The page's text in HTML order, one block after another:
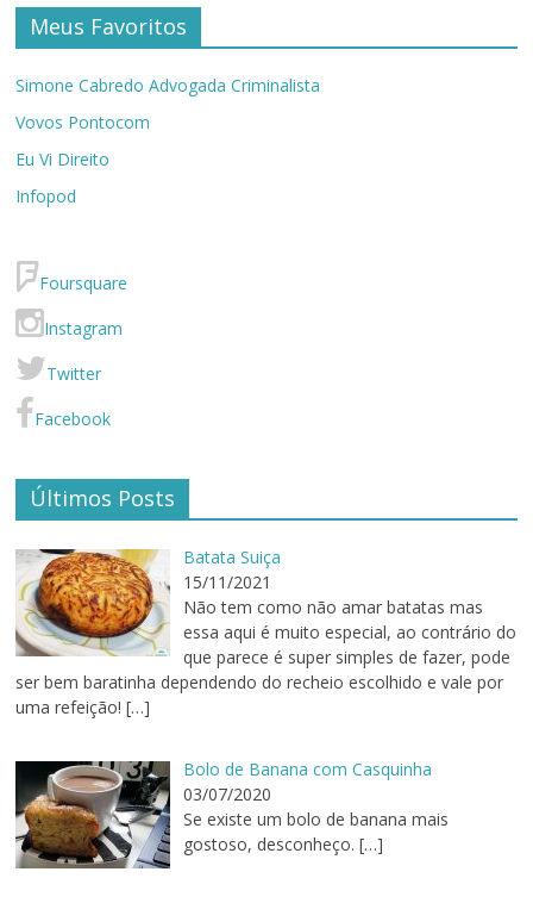
Meus Favoritos
Simone Cabredo Advogada Criminalista
Vovos Pontocom
Eu Vi Direito
Infopod
Foursquare
Instagram
Twitter
Facebook
Últimos Posts
Batata Suiça
15/11/2021
Não tem como não amar batatas mas
essa aqui é muito especial, ao contrário do
que parece é super simples de fazer, pode
ser bem baratinha dependendo do recheio escolhido e vale por
uma refeição! […]
Bolo de Banana com Casquinha
03/07/2020
Se existe um bolo de banana mais
gostoso, desconheço. […]